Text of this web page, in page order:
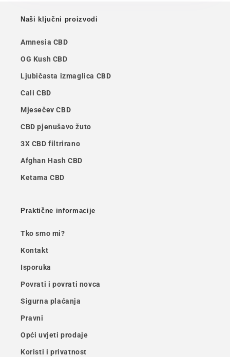
Naši ključni proizvodi
Amnesia CBD
OG Kush CBD
Ljubičasta izmaglica CBD
Cali CBD
Mjesečev CBD
CBD pjenušavo žuto
3X CBD filtrirano
Afghan Hash CBD
Ketama CBD
Praktične informacije
Tko smo mi?
Kontakt
Isporuka
Povrati i povrati novca
Sigurna plaćanja
Pravni
Opći uvjeti prodaje
Koristi i privatnost